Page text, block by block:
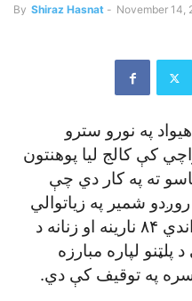
By Shiraz Hasnat - November 14,
په نورو سترو
کې کالج ليا پوهنتون
ته په کار دي چې
شمير په زياتوالي
دي ځکه چې د سرچينو په وړاندي ۸۴ نارينه او زنانه د
لپاره مبارزه
په توقيف کې دي.